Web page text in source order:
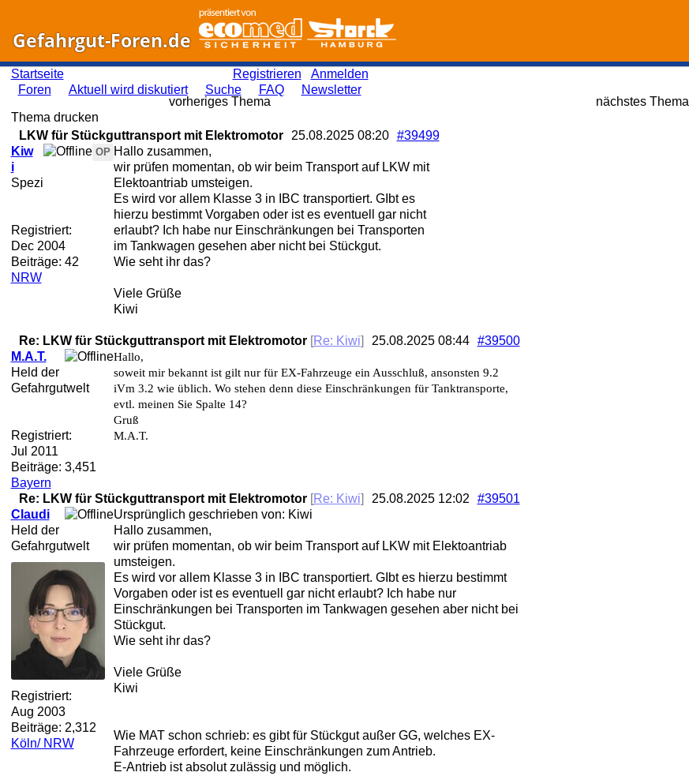
Gefahrgut-Foren.de
Registrieren Anmelden
Startseite
Foren
Aktuell wird diskutiert Suche FAQ
Newsletter
vorheriges Thema
nächstes Thema
Thema drucken
LKW für Stückguttransport mit Elektromotor
#39499
25.08.2025 08:20
OP
Kiw
i
Spezi
Registriert:
Dec 2004
Beiträge: 42
NRW
Hallo zusammen,
wir prüfen momentan, ob wir beim Transport auf LKW mit
Elektoantriab umsteigen.
Es wird vor allem Klasse 3 in IBC transportiert. GIbt es
hierzu bestimmt Vorgaben oder ist es eventuell gar nicht
erlaubt? Ich habe nur Einschränkungen bei Transporten
im Tankwagen gesehen aber nicht bei Stückgut.
Wie seht ihr das?
Viele Grüße
Kiwi
Re: LKW für Stückguttransport mit Elektromotor [Re: Kiwi] #39500
25.08.2025 08:44
M.A.T.
Held der
Gefahrgutwelt
Registriert:
Jul 2011
Beiträge: 3,451
Bayern
Hallo,
soweit mir bekannt ist gilt nur für EX-Fahrzeuge ein Ausschluß, ansonsten 9.2
iVm 3.2 wie üblich. Wo stehen denn diese Einschränkungen für Tanktransporte,
evtl. meinen Sie Spalte 14?
Gruß
M.A.T.
Re: LKW für Stückguttransport mit Elektromotor [Re: Kiwi] #39501
25.08.2025 12:02
Claudi
Held der
Gefahrgutwelt
Registriert:
Aug 2003
Beiträge: 2,312
Köln/ NRW
Ursprünglich geschrieben von: Kiwi
Hallo zusammen,
wir prüfen momentan, ob wir beim Transport auf LKW mit Elektoantriab
umsteigen.
Es wird vor allem Klasse 3 in IBC transportiert. GIbt es hierzu bestimmt
Vorgaben oder ist es eventuell gar nicht erlaubt? Ich habe nur
Einschränkungen bei Transporten im Tankwagen gesehen aber nicht bei
Stückgut.
Wie seht ihr das?
Viele Grüße
Kiwi
Wie MAT schon schrieb: es gibt für Stückgut außer GG, welches EX-
Fahrzeuge erfordert, keine Einschränkungen zum Antrieb.
E-Antrieb ist absolut zulässig und möglich.